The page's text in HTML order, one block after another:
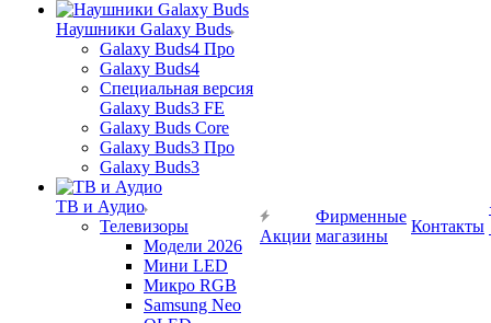
Наушники Galaxy Buds
Galaxy Buds4 Про
Galaxy Buds4
Специальная версия
Galaxy Buds3 FE
Galaxy Buds Core
Galaxy Buds3 Про
Galaxy Buds3
ТВ и Аудио
Телевизоры
Модели 2026
Мини LED
Микро RGB
Samsung Neo
Акции
Фирменные
магазины
Контакты